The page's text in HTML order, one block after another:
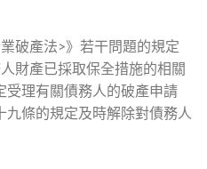
破產法>》若干問題的規定
財產已採取保全措施的相關
受理有關債務人的破產申請
條的規定及時解除對債務人